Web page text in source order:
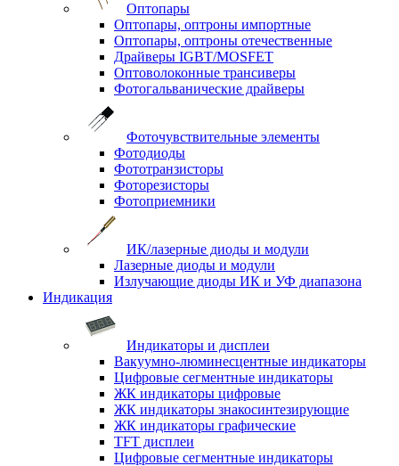
Оптопары
Оптопары, оптроны импортные
Оптопары, оптроны отечественные
Драйверы IGBT/MOSFET
Оптоволоконные трансиверы
Фотогальванические драйверы
Фоточувствительные элементы
Фотодиоды
Фототранзисторы
Фоторезисторы
Фотоприемники
ИК/лазерные диоды и модули
Лазерные диоды и модули
Излучающие диоды ИК и УФ диапазона
Индикация
Индикаторы и дисплеи
Вакуумно-люминесцентные индикаторы
Цифровые сегментные индикаторы
ЖК индикаторы цифровые
ЖК индикаторы знакосинтезирующие
ЖК индикаторы графические
TFT дисплеи
Цифровые сегментные индикаторы